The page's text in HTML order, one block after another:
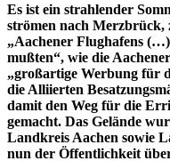
Es ist ein strahlender
strömen nach Merzbrück,
„Aachener Flughafens
mußten“, wie die
„großartige Werbung für
die Alliierten
damit den Weg für die
gemacht. Das Gelände
Landkreis Aachen sowie
nun der Öffentlichkeit